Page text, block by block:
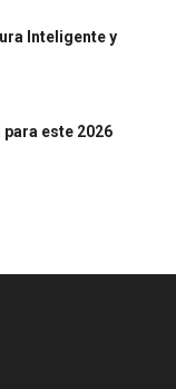
Inteligente y
para este 2026